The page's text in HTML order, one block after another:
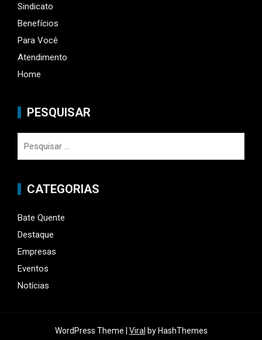
Sindicato
Benefícios
Para Você
Atendimento
Home
PESQUISAR
CATEGORIAS
Bate Quente
Destaque
Empresas
Eventos
Notícias
WordPress Theme | Viral by HashThemes